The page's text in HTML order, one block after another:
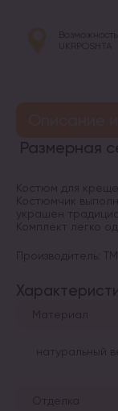
UKRPOSHTA
Размерная
Костюм для
Костюмчик
украшен
Комплект легко
Производитель:
Материал
натуральный
Отделка